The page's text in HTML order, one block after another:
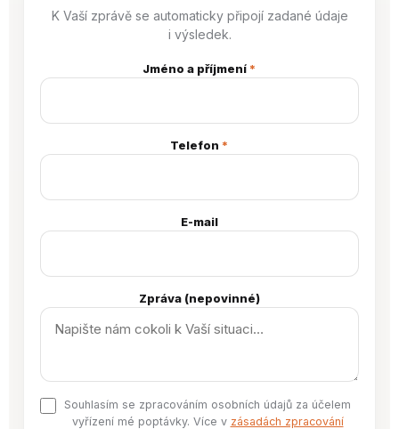
K Vaší zprávě se automaticky připojí zadané údaje
i výsledek.
Jméno a příjmení *
Telefon *
E-mail
Zpráva (nepovinné)
Souhlasím se zpracováním osobních údajů za účelem
vyřízení mé poptávky. Více v zásadách zpracování